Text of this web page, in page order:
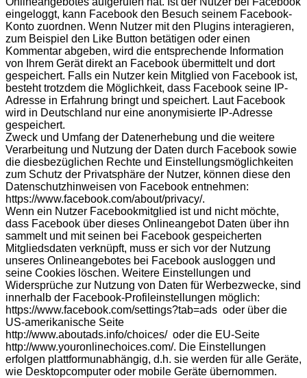
eingeloggt, kann Facebook den Besuch seinem Facebook-
Konto zuordnen. Wenn Nutzer mit den Plugins interagieren,
zum Beispiel den Like Button betätigen oder einen
Kommentar abgeben, wird die entsprechende Information
von Ihrem Gerät direkt an Facebook übermittelt und dort
gespeichert. Falls ein Nutzer kein Mitglied von Facebook ist,
besteht trotzdem die Möglichkeit, dass Facebook seine IP-
Adresse in Erfahrung bringt und speichert. Laut Facebook
wird in Deutschland nur eine anonymisierte IP-Adresse
gespeichert.
Zweck und Umfang der Datenerhebung und die weitere
Verarbeitung und Nutzung der Daten durch Facebook sowie
die diesbezüglichen Rechte und Einstellungsmöglichkeiten
zum Schutz der Privatsphäre der Nutzer, können diese den
Datenschutzhinweisen von Facebook entnehmen:
https://www.facebook.com/about/privacy/.
Wenn ein Nutzer Facebookmitglied ist und nicht möchte,
dass Facebook über dieses Onlineangebot Daten über ihn
sammelt und mit seinen bei Facebook gespeicherten
Mitgliedsdaten verknüpft, muss er sich vor der Nutzung
unseres Onlineangebotes bei Facebook ausloggen und
seine Cookies löschen. Weitere Einstellungen und
Widersprüche zur Nutzung von Daten für Werbezwecke, sind
innerhalb der Facebook-Profileinstellungen möglich:
https://www.facebook.com/settings?tab=ads oder über die
US-amerikanische Seite
http://www.aboutads.info/choices/ oder die EU-Seite
http://www.youronlinechoices.com/. Die Einstellungen
erfolgen plattformunabhängig, d.h. sie werden für alle Geräte,
wie Desktopcomputer oder mobile Geräte übernommen.